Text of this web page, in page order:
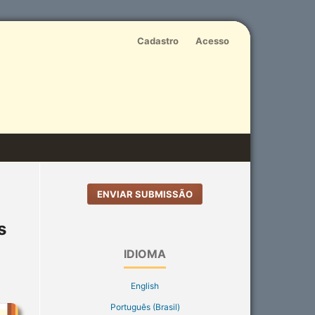
Cadastro Acesso
ENVIAR SUBMISSÃO
IDIOMA
English
Português (Brasil)